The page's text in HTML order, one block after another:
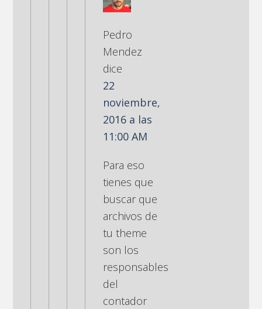
Pedro
Mendez
dice
22
noviembre,
2016 a las
11:00 AM
Para eso
tienes que
buscar que
archivos de
tu theme
son los
responsables
del
contador